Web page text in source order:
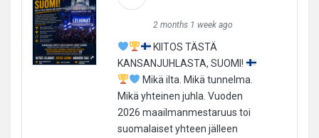
2 months 1 week ago
KIITOS TÄSTÄ
KANSANJUHLASTA, SUOMI!
Mikä ilta. Mikä tunnelma.
Mikä yhteinen juhla. Vuoden
2026 maailmanmestaruus toi
suomalaiset yhteen jälleen